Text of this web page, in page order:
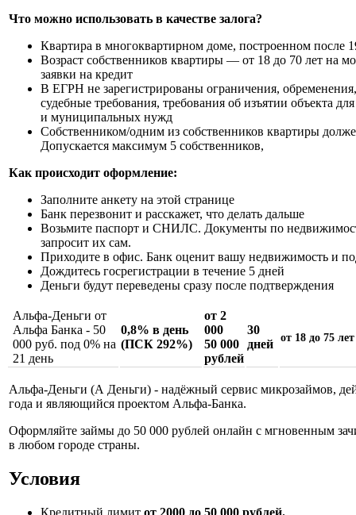
Что можно использовать в качестве залога?
Квартира в многоквартирном доме, построенном после
Возраст собственников квартиры — от 18 до 70 лет на
заявки на кредит
В ЕГРН не зарегистрированы ограничения,
судебные требования, требования об изъятии объекта
и муниципальных нужд
Собственником/одним из собственников квартиры
Допускается максимум 5 собственников,
Как происходит оформление:
Заполните анкету на этой странице
Банк перезвонит и расскажет, что делать дальше
Возьмите паспорт и СНИЛС. Документы по
запросит их сам.
Приходите в офис. Банк оценит вашу недвижимость и
Дождитесь госрегистрации в течение 5 дней
Деньги будут переведены сразу после подтверждения
Альфа-Деньги от
Альфа Банка - 50
000 руб. под 0% на
21 день
0,8% в день
(ПСК 292%)
от 2
000
50 000
рублей
30
дней от 18 до 75 лет
Альфа-Деньги (А Деньги) - надёжный сервис микрозаймов,
года и являющийся проектом Альфа-Банка.
Оформляйте займы до 50 000 рублей онлайн с мгновенным
в любом городе страны.
Условия
Кредитный лимит от 2000 до 50 000 рублей.